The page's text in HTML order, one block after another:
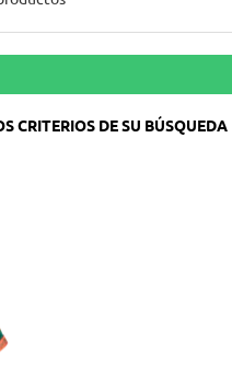
CRITERIOS DE SU BÚSQUEDA